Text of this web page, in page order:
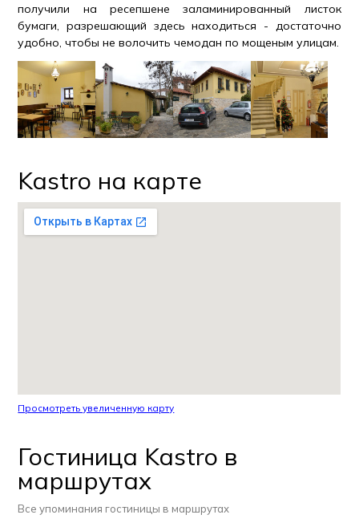
получили на ресепшене заламинированный листок
бумаги, разрешающий здесь находиться - достаточно
удобно, чтобы не волочить чемодан по мощеным улицам.
Kastro на карте
Просмотреть увеличенную карту
Гостиница Kastro в
маршрутах
Все упоминания гостиницы в маршрутах